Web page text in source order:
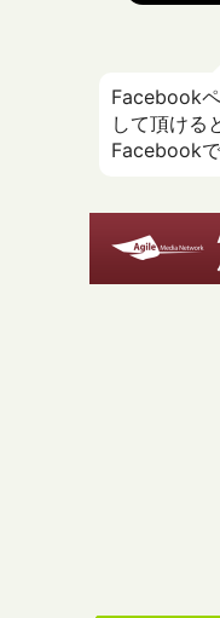
Facebook
して頂ける
Facebookで